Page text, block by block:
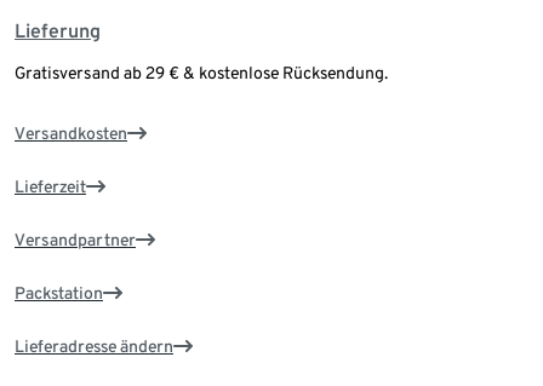
Lieferung
Gratisversand ab 29 € & kostenlose Rücksendung.
Versandkosten
Lieferzeit
Versandpartner
Packstation
Lieferadresse ändern